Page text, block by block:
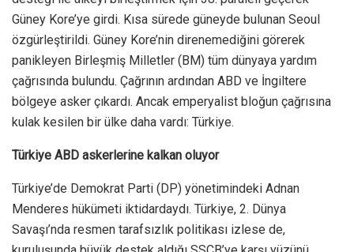
Güney Kore’ye girdi. Kısa sürede güneyde bulunan Seoul
özgürleştirildi. Güney Kore’nin direnemediğini görerek
panikleyen Birleşmiş Milletler (BM) tüm dünyaya yardım
çağrısında bulundu. Çağrının ardından ABD ve İngiltere
bölgeye asker çıkardı. Ancak emperyalist bloğun çağrısına
kulak kesilen bir ülke daha vardı: Türkiye.
Türkiye ABD askerlerine kalkan oluyor
Türkiye’de Demokrat Parti (DP) yönetimindeki Adnan
Menderes hükümeti iktidardaydı. Türkiye, 2. Dünya
Savaşı’nda resmen tarafsızlık politikası izlese de,